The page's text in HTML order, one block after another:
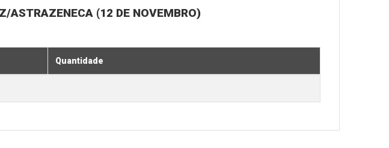
ASTRAZENECA (12 DE NOVEMBRO)
Quantidade